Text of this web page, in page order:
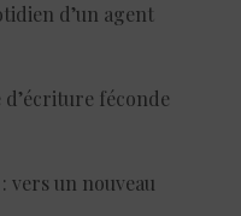
d’un agent
féconde
vers un nouveau